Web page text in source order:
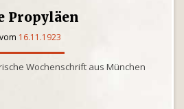
Propyläen
vom 16.11.1923
Wochenschrift aus München